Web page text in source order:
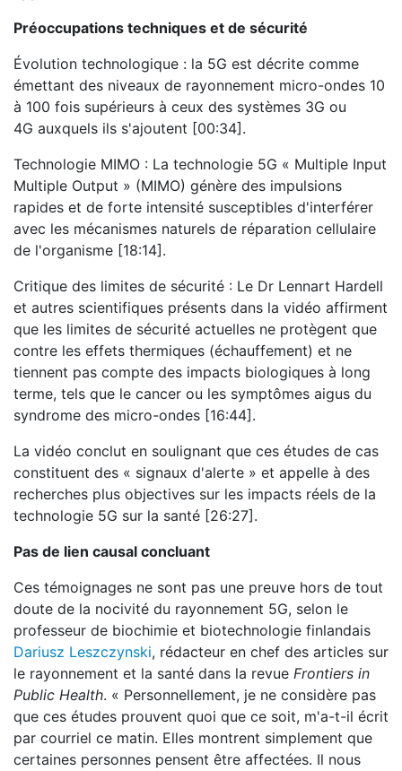
Préoccupations techniques et de sécurité
Évolution technologique : la 5G est décrite comme
émettant des niveaux de rayonnement micro-ondes 10
à 100 fois supérieurs à ceux des systèmes 3G ou
4G auxquels ils s'ajoutent [00:34].
Technologie MIMO : La technologie 5G « Multiple Input
Multiple Output » (MIMO) génère des impulsions
rapides et de forte intensité susceptibles d'interférer
avec les mécanismes naturels de réparation cellulaire
de l'organisme [18:14].
Critique des limites de sécurité : Le Dr Lennart Hardell
et autres scientifiques présents dans la vidéo affirment
que les limites de sécurité actuelles ne protègent que
contre les effets thermiques (échauffement) et ne
tiennent pas compte des impacts biologiques à long
terme, tels que le cancer ou les symptômes aigus du
syndrome des micro-ondes [16:44].
La vidéo conclut en soulignant que ces études de cas
constituent des « signaux d'alerte » et appelle à des
recherches plus objectives sur les impacts réels de la
technologie 5G sur la santé [26:27].
Pas de lien causal concluant
Ces témoignages ne sont pas une preuve hors de tout
doute de la nocivité du rayonnement 5G, selon le
professeur de biochimie et biotechnologie finlandais
Dariusz Leszczynski, rédacteur en chef des articles sur
le rayonnement et la santé dans la revue Frontiers in
Public Health. « Personnellement, je ne considère pas
que ces études prouvent quoi que ce soit, m'a-t-il écrit
par courriel ce matin. Elles montrent simplement que
certaines personnes pensent être affectées. Il nous